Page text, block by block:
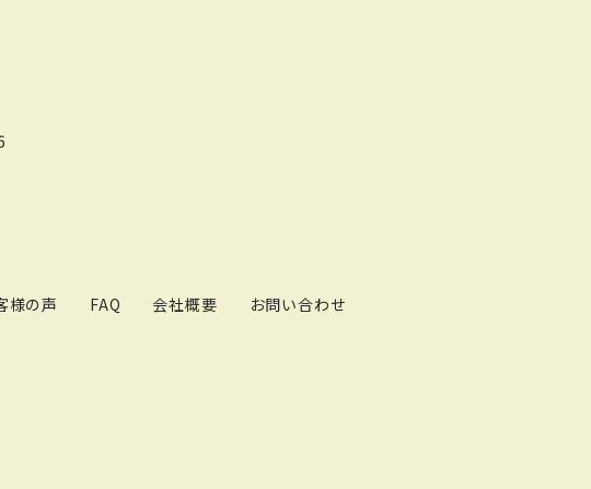
様の声 FAQ 会社概要 お問い合わせ